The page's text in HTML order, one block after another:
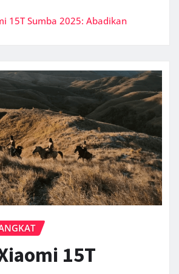
15T Sumba 2025: Abadikan
15T